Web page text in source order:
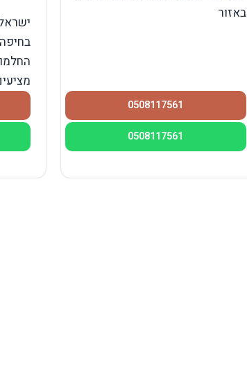
באזור
0508117561
0508117561